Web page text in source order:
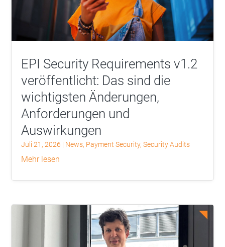
EPI Security Requirements v1.2
veröffentlicht: Das sind die
wichtigsten Änderungen,
Anforderungen und
Auswirkungen
Juli 21, 2026 | News, Payment Security,Security Audits
mehr lesen